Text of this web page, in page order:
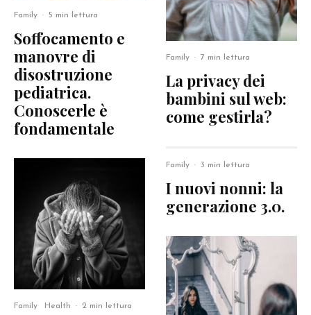
Family · 5 min lettura
Soffocamento e
manovre di
disostruzione
pediatrica.
Conoscerle è
fondamentale
Family Health · 2 min lettura
Family · 7 min lettura
La privacy dei
bambini sul web:
come gestirla?
Family · 3 min lettura
I nuovi nonni: la
generazione 3.0.